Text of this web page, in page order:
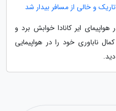
و خالی از مسافر بیدار شد
هواپیمای ایر کانادا خوابش برد و
ناباوری خود را در هواپیمایی